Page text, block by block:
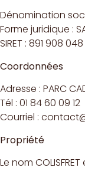
Dénomination
Forme juridique :
SIRET : 891 908
Coordonnées
Adresse : PARC
Tél : 01 84 60 09 12
Courriel :
Propriété
Le nom